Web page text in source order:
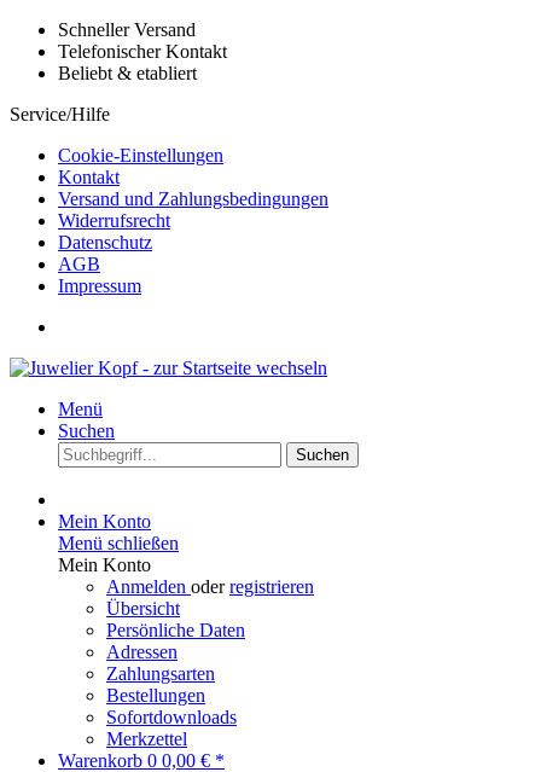
Schneller Versand
Telefonischer Kontakt
Beliebt & etabliert
Service/Hilfe
Cookie-Einstellungen
Kontakt
Versand und Zahlungsbedingungen
Widerrufsrecht
Datenschutz
AGB
Impressum
Menü
Suchen
Suchen
Mein Konto
Menü schließen
Mein Konto
Anmelden oderregistrieren
Übersicht
Persönliche Daten
Adressen
Zahlungsarten
Bestellungen
Sofortdownloads
Merkzettel
Warenkorb 0 0,00 € *